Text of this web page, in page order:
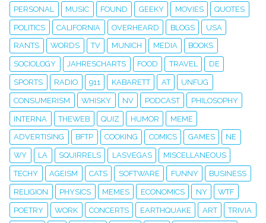
PERSONAL MUSIC FOUND GEEKY MOVIES QUOTES
POLITICS CALIFORNIA OVERHEARD BLOGS USA
RANTS WORDS TV MUNICH MEDIA BOOKS
SOCIOLOGY JAHRESCHARTS FOOD TRAVEL DE
SPORTS RADIO 911 KABARETT AT UNFUG
CONSUMERISM WHISKY NV PODCAST PHILOSOPHY
INTERNA THEWEB QUIZ HUMOR MEME
ADVERTISING BFTP COOKING COMICS GAMES NE
WY LA SQUIRRELS LASVEGAS MISCELLANEOUS
TECHY AGEISM CATS SOFTWARE FUNNY BUSINESS
RELIGION PHYSICS MEMES ECONOMICS NY WTF
POETRY WORK CONCERTS EARTHQUAKE ART TRIVIA